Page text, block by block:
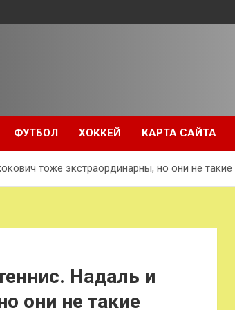
ФУТБОЛ ХОККЕЙ КАРТА САЙТА
тоже экстраординарны, но они не такие
Надаль и
они не такие